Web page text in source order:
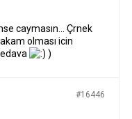
caymasın… Çrnek
olması icin
)
#16446